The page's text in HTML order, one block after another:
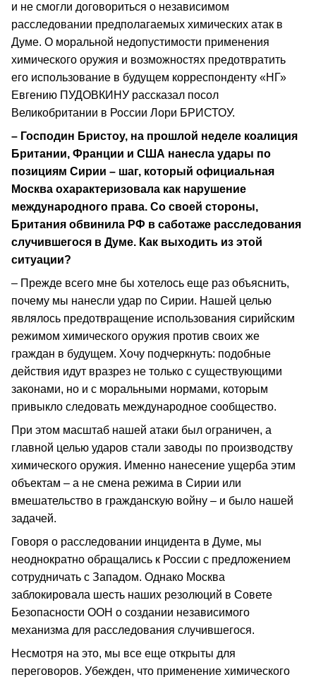
и не смогли договориться о независимом
расследовании предполагаемых химических атак в
Думе. О моральной недопустимости применения
химического оружия и возможностях предотвратить
его использование в будущем корреспонденту «НГ»
Евгению ПУДОВКИНУ рассказал посол
Великобритании в России Лори БРИСТОУ.
– Господин Бристоу, на прошлой неделе коалиция
Британии, Франции и США нанесла удары по
позициям Сирии – шаг, который официальная
Москва охарактеризовала как нарушение
международного права. Со своей стороны,
Британия обвинила РФ в саботаже расследования
случившегося в Думе. Как выходить из этой
ситуации?
– Прежде всего мне бы хотелось еще раз объяснить,
почему мы нанесли удар по Сирии. Нашей целью
являлось предотвращение использования сирийским
режимом химического оружия против своих же
граждан в будущем. Хочу подчеркнуть: подобные
действия идут вразрез не только с существующими
законами, но и с моральными нормами, которым
привыкло следовать международное сообщество.
При этом масштаб нашей атаки был ограничен, а
главной целью ударов стали заводы по производству
химического оружия. Именно нанесение ущерба этим
объектам – а не смена режима в Сирии или
вмешательство в гражданскую войну – и было нашей
задачей.
Говоря о расследовании инцидента в Думе, мы
неоднократно обращались к России с предложением
сотрудничать с Западом. Однако Москва
заблокировала шесть наших резолюций в Совете
Безопасности ООН о создании независимого
механизма для расследования случившегося.
Несмотря на это, мы все еще открыты для
переговоров. Убежден, что применение химического